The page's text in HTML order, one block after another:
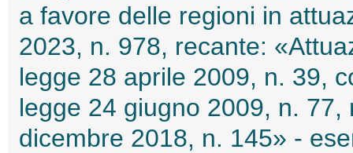
a favore delle regioni in
2023, n. 978, recante:
legge 28 aprile 2009, n. 39,
legge 24 giugno 2009, n.
dicembre 2018, n. 145» -